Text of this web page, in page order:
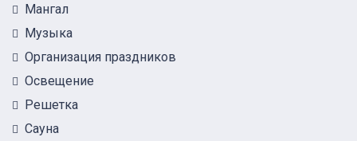
Мангал
Музыка
Организация праздников
Освещение
Решетка
Сауна